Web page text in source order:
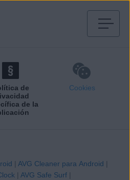
de
de la
Cookies
| AVG Cleaner para Android |
| AVG Safe Surf |